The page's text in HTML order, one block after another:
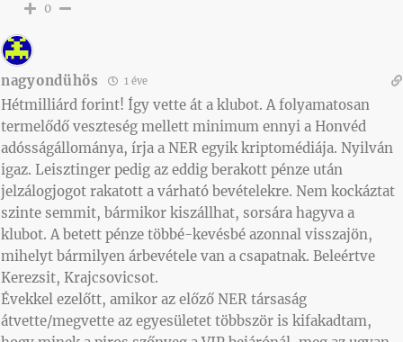
0
nagyondühös 1 éve
Hétmilliárd forint! Így vette át a klubot. A folyamatosan
termelődő veszteség mellett minimum ennyi a Honvéd
adósságállománya, írja a NER egyik kriptomédiája. Nyilván
igaz. Leisztinger pedig az eddig berakott pénze után
jelzálogjogot rakatott a várható bevételekre. Nem kockáztat
szinte semmit, bármikor kiszállhat, sorsára hagyva a
klubot. A betett pénze többé-kevésbé azonnal visszajön,
mihelyt bármilyen árbevétele van a csapatnak. Beleértve
Kerezsit, Krajcsovicsot.
Évekkel ezelőtt, amikor az előző NER társaság
átvette/megvette az egyesületet többször is kifakadtam,